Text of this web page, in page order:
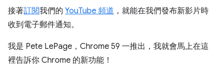
接著訂閱我們的 YouTube 頻道 ，就能在我們發布新影片時
收到電子郵件通知。
我是 Pete LePage，Chrome 59 一推出，我就會馬上在這
裡告訴你 Chrome 的新功能！